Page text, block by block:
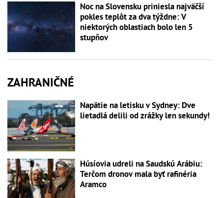
Noc na Slovensku priniesla najväčší
pokles teplôt za dva týždne: V
niektorých oblastiach bolo len 5
stupňov
ZAHRANIČNÉ
Napätie na letisku v Sydney: Dve
lietadlá delili od zrážky len sekundy!
Húsíovia udreli na Saudskú Arábiu:
Terčom dronov mala byť rafinéria
Aramco